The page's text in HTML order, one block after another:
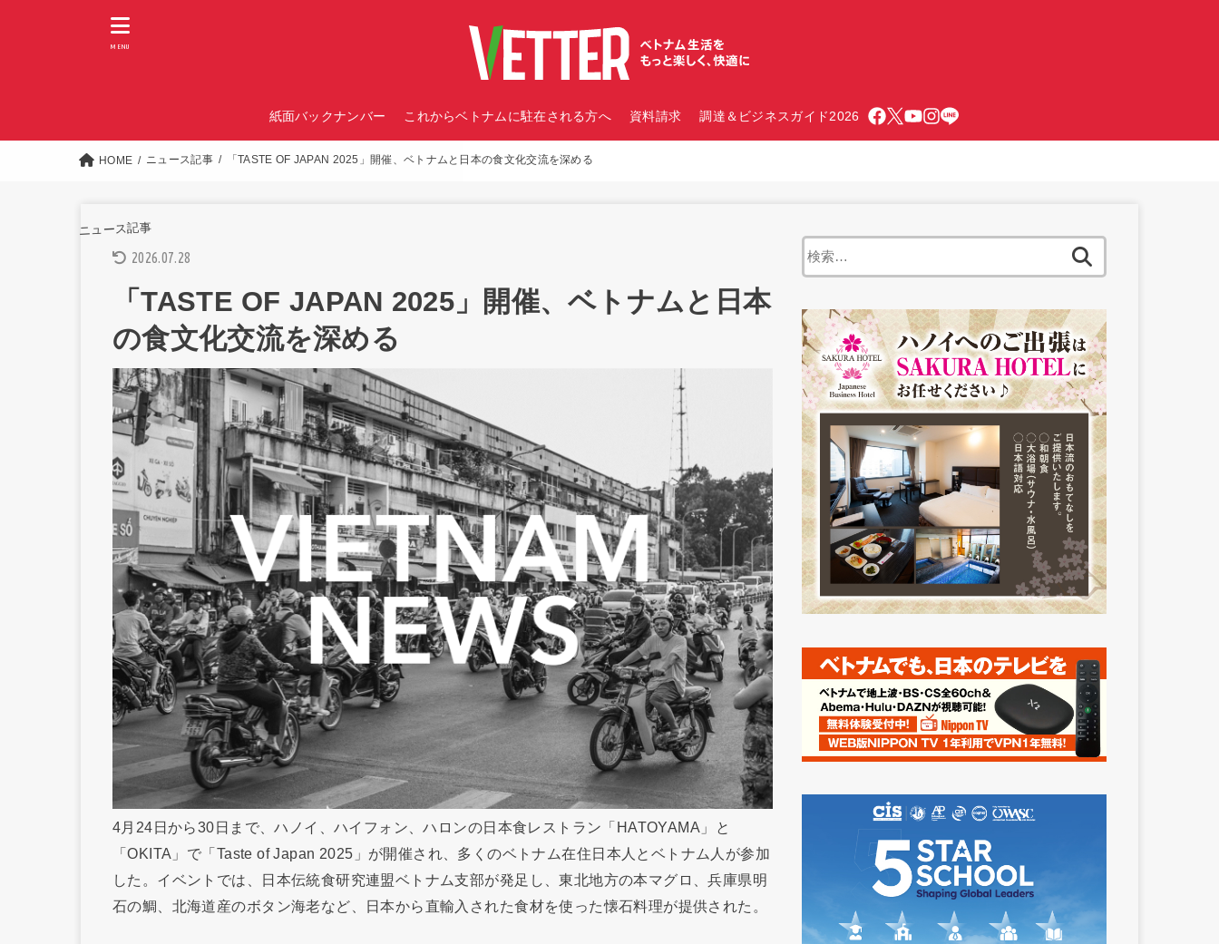
紙面バックナンバー これからベトナムに駐在される方へ 資料請求 調達＆ビジネスガイド2026
MENU
HOME ニュース記事 「TASTE OF JAPAN 2025」開催、ベトナムと日本の食文化交流を深める
ニュース記事
2026.07.28
「TASTE OF JAPAN 2025」開催、ベトナムと日本
の食文化交流を深める
4月24日から30日まで、ハノイ、ハイフォン、ハロンの日本食レストラン「HATOYAMA」と
「OKITA」で「Taste of Japan 2025」が開催され、多くのベトナム在住日本人とベトナム人が参加
した。イベントでは、日本伝統食研究連盟ベトナム支部が発足し、東北地方の本マグロ、兵庫県明
石の鯛、北海道産のボタン海老など、日本から直輸入された食材を使った懐石料理が提供された。